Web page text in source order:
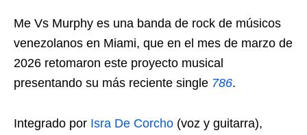
Me Vs Murphy es una banda de rock de músicos
venezolanos en Miami, que en el mes de marzo de
2026 retomaron este proyecto musical
presentando su más reciente single 786.
Integrado por Isra De Corcho (voz y guitarra),